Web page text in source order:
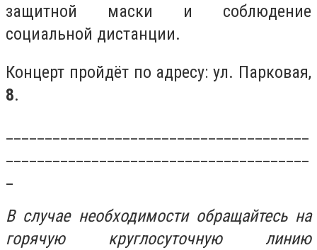
защитной маски и соблюдение
социальной дистанции.
Концерт пройдёт по адресу: ул. Парковая,
8.
В случае необходимости обращайтесь на
горячую круглосуточную линию